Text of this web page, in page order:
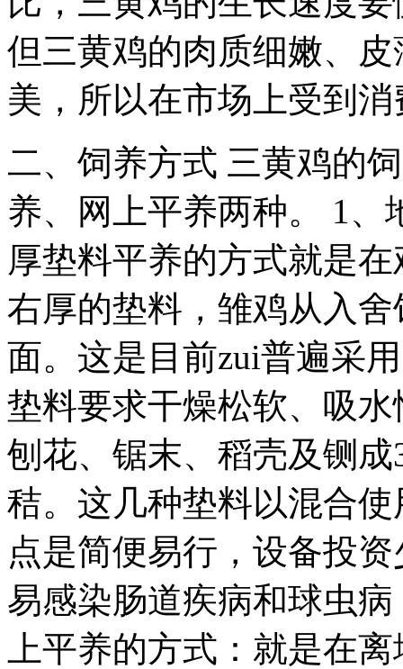
但三黄鸡的肉质细嫩、
美，所以在市场上受到
二、饲养方式 三黄鸡的
养、网上平养两种。 1
厚垫料平养的方式就是
右厚的垫料，雏鸡从入
面。这是目前zui普遍采
垫料要求干燥松软、吸
刨花、锯末、稻壳及铡
秸。这几种垫料以混合
点是简便易行，设备投
易感染肠道疾病和球虫
上平养的方式：就是在